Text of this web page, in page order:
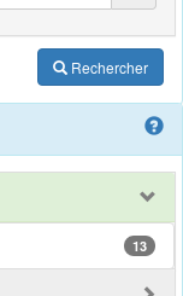
Rechercher
13